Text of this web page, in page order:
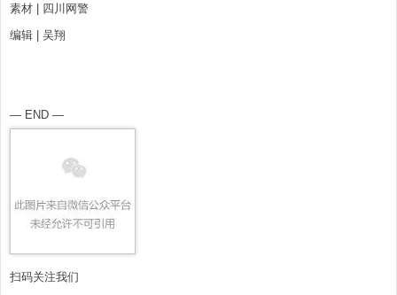
素材 | 四川网警
编辑 | 吴翔
— END —
扫码关注我们